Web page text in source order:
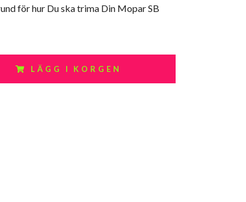
för hur Du ska trima Din Mopar SB
LÄGG I KORGEN